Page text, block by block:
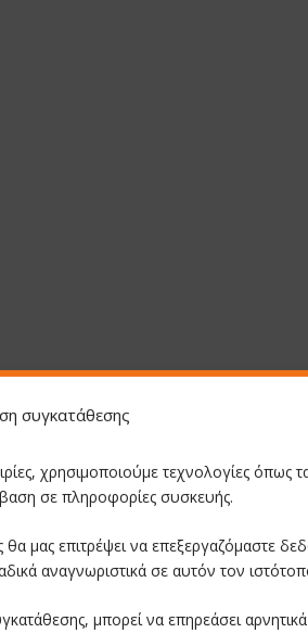
συγκατάθεσης
χρησιμοποιούμε τεχνολογίες όπως
σε πληροφορίες συσκευής.
θα μας επιτρέψει να επεξεργαζόμαστε
αναγνωριστικά σε αυτόν τον
μπορεί να επηρεάσει αρνητικά